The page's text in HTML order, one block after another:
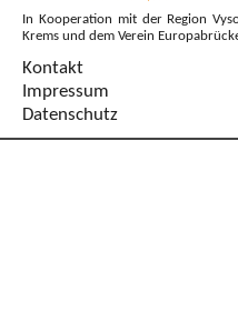
In Kooperation mit der Region
Krems und dem Verein
Kontakt
Impressum
Datenschutz